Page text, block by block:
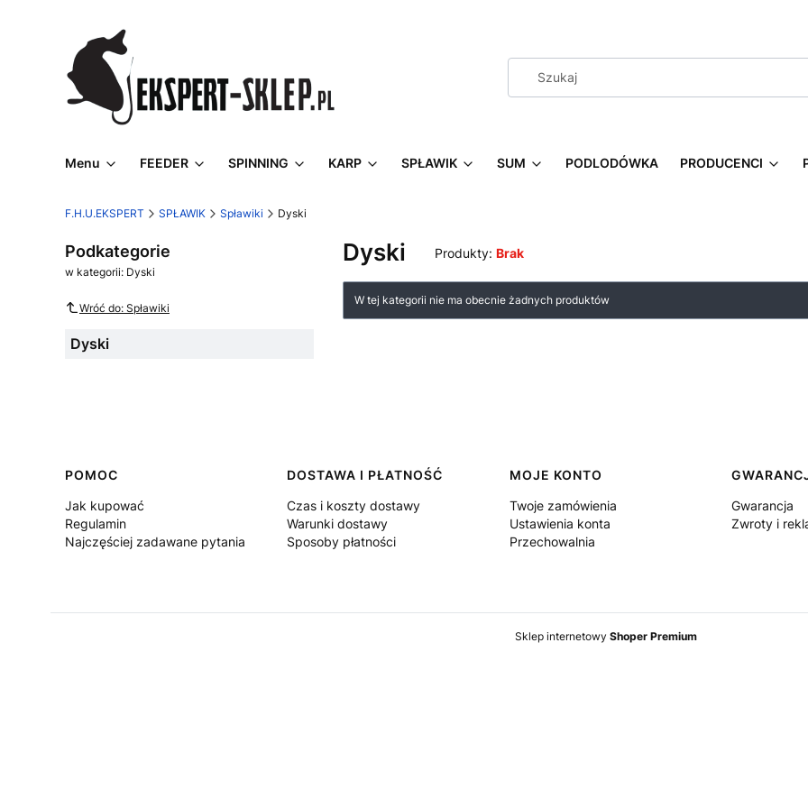
Menu FEEDER SPINNING KARP SPŁAWIK SUM PODLODÓWKA PRODUCENCI
F.H.U.EKSPERT SPŁAWIK Spławiki Dyski
Podkategorie
w kategorii: Dyski
Wróć do: Spławiki
Dyski
Dyski Produkty: Brak
Lista produktów
W tej kategorii nie ma obecnie żadnych produktów
Linki w stopce
POMOC
Jak kupować
Regulamin
Najczęściej zadawane pytania
DOSTAWA I PŁATNOŚĆ
Czas i koszty dostawy
Warunki dostawy
Sposoby płatności
MOJE KONTO
Twoje zamówienia
Ustawienia konta
Przechowalnia
Gwarancja
Zwroty i
Sklep internetowy Shoper Premium